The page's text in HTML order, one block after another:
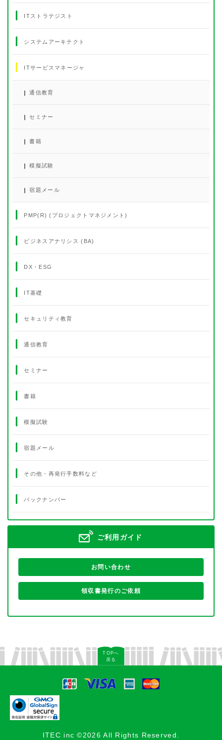
ITストラテジスト
システムアーキテクト
ITサービスマネージャ
通信教育
セミナー
書籍
模擬試験
宿題メール
PMP(R) (プロジェクトマネジメント)
ビジネスアナリシス (BA)
DX・ESG
IT基礎
セキュリティ教育
通信教育
セミナー
書籍
模擬試験
宿題メール
その他・再発行手数料など
バックナンバー
ご利用ガイド
お問い合わせ
領収書発行のご依頼
TOPへ
戻る
ITEC inc ©2026 All Rights Reserved.